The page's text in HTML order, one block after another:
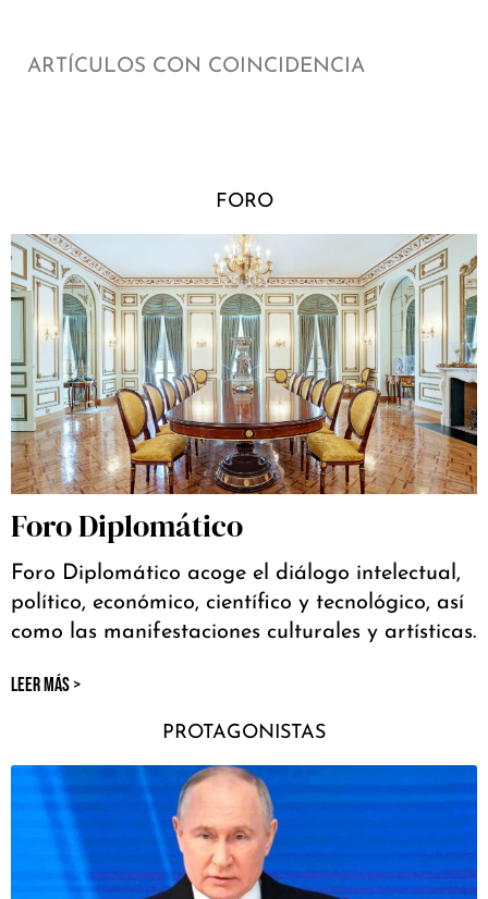
ARTÍCULOS CON COINCIDENCIA
FORO
Foro Diplomático
Foro Diplomático acoge el diálogo intelectual,
político, económico, científico y tecnológico, así
como las manifestaciones culturales y artísticas.
LEER MÁS >
PROTAGONISTAS